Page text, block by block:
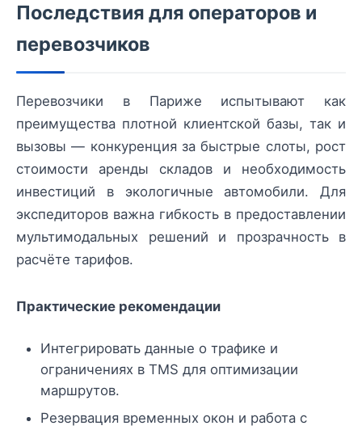
Последствия для операторов и
перевозчиков
Перевозчики в Париже испытывают как
преимущества плотной клиентской базы, так и
вызовы — конкуренция за быстрые слоты, рост
стоимости аренды складов и необходимость
инвестиций в экологичные автомобили. Для
экспедиторов важна гибкость в предоставлении
мультимодальных решений и прозрачность в
расчёте тарифов.
Практические рекомендации
Интегрировать данные о трафике и
ограничениях в TMS для оптимизации
маршрутов.
Резервация временных окон и работа с